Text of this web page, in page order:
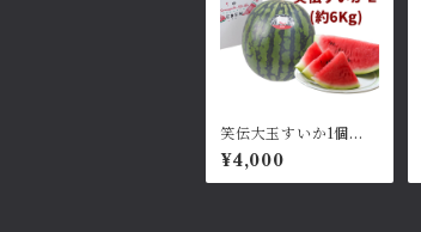
笑伝大玉すいか1個：L
サイズ約6kg
¥4,000